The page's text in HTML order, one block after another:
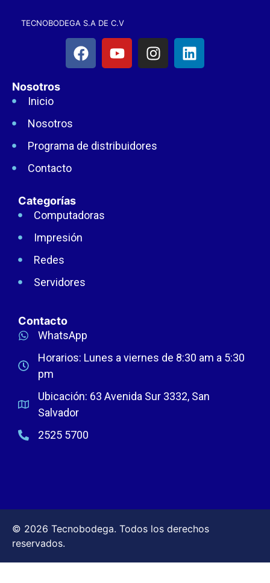
TECNOBODEGA S.A DE C.V
Nosotros
Inicio
Nosotros
Programa de distribuidores
Contacto
Categorías
Computadoras
Impresión
Redes
Servidores
Contacto
WhatsApp
Horarios: Lunes a viernes de 8:30 am a 5:30
pm
Ubicación: 63 Avenida Sur 3332, San
Salvador
2525 5700
© 2026 Tecnobodega. Todos los derechos
reservados.